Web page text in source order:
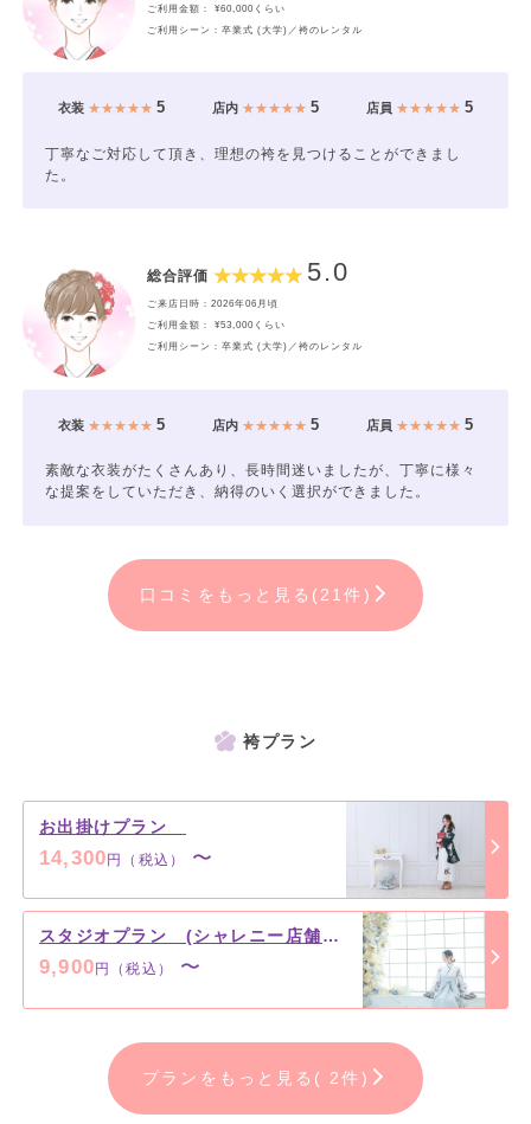
ご利用金額： ¥60,000くらい
ご利用シーン：卒業式 (大学)／袴のレンタル
衣装★★★★★ 5 店内★★★★★ 5 店員 ★★★★★5
丁寧なご対応して頂き、理想の袴を見つけることができまし
た。
総合評価 5.0
ご来店日時：2026年06月頃
ご利用金額： ¥53,000くらい
ご利用シーン：卒業式 (大学)／袴のレンタル
衣装★★★★★ 5 店内★★★★★ 5 店員 ★★★★★5
素敵な衣装がたくさんあり、長時間迷いましたが、丁寧に様々
な提案をしていただき、納得のいく選択ができました。
口コミをもっと見る(21件)
袴プラン
お出掛けプラン
14,300円（税込） 〜
スタジオプラン (シャレニー店舗限定)
9,900 円（税込） 〜
プランをもっと見る( 2件)